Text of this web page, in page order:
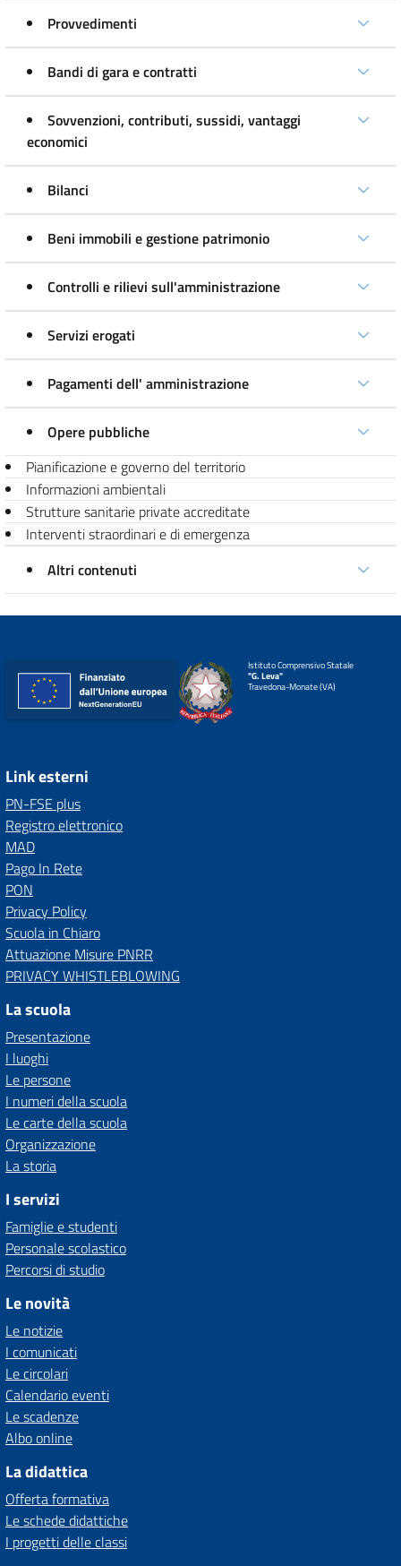
Provvedimenti
Bandi di gara e contratti
Sovvenzioni, contributi, sussidi, vantaggi
economici
Bilanci
Beni immobili e gestione patrimonio
Controlli e rilievi sull'amministrazione
Servizi erogati
Pagamenti dell' amministrazione
Opere pubbliche
Pianificazione e governo del territorio
Informazioni ambientali
Strutture sanitarie private accreditate
Interventi straordinari e di emergenza
Altri contenuti
Istituto Comprensivo Statale
"G. Leva"
Travedona-Monate (VA)
Link esterni
PN-FSE plus
Registro elettronico
MAD
Pago In Rete
PON
Privacy Policy
Scuola in Chiaro
Attuazione Misure PNRR
PRIVACY WHISTLEBLOWING
La scuola
Presentazione
I luoghi
Le persone
I numeri della scuola
Le carte della scuola
Organizzazione
La storia
I servizi
Famiglie e studenti
Personale scolastico
Percorsi di studio
Le novità
Le notizie
I comunicati
Le circolari
Calendario eventi
Le scadenze
Albo online
La didattica
Offerta formativa
Le schede didattiche
I progetti delle classi